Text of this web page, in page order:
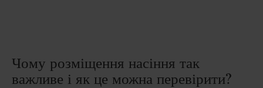
Чому розміщення насіння так
важливе і як це можна перевірити?